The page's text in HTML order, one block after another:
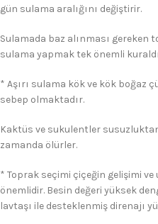
gün sulama aralığını değiştirir.
Sulamada baz alınması
sulama yapmak tek önemli
* Aşırı sulama kök ve kök boğaz
sebep olmaktadır.
Kaktüs ve sukulentler
zamanda ölürler.
* Toprak seçimi çiçeğin gelişimi
önemlidir. Besin değeri yüksek
lavtaşı ile desteklenmiş direnajı